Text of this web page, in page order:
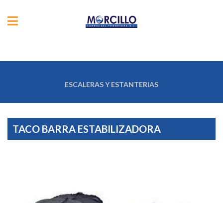
ESCALERAS Y ESTANTERIAS
TACO BARRA ESTABILIZADORA